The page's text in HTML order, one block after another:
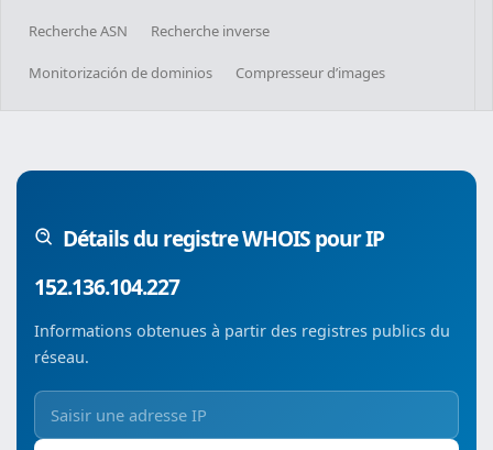
Recherche ASN Recherche inverse
Monitorización de dominios Compresseur d’images
Détails du registre WHOIS pour IP
152.136.104.227
Informations obtenues à partir des registres publics du
réseau.